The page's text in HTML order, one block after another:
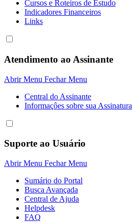
Cursos e Roteiros de Estudo
Indicadores Financeiros
Links
Atendimento ao Assinante
Abrir Menu Fechar Menu
Central do Assinante
Informaçôes sobre sua Assinatura
Suporte ao Usuário
Abrir Menu Fechar Menu
Sumário do Portal
Busca Avançada
Central de Ajuda
Helpdesk
FAQ